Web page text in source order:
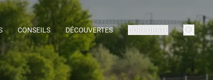
CONSEILS DÉCOUVERTES CORPORATE